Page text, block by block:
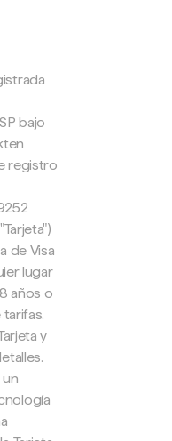
bajo
registro
de Visa
lugar
años o
tarifas.
y